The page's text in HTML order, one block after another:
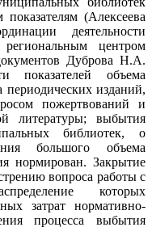
(Алексеева
деятельности
центром
Дуброва Н.А.
показателей объема
изданий,
пожертвований и
литературы; выбытия
библиотек, о
большого объема
нормирован. Закрытие
вопроса работы с
которых
затрат нормативно-
процесса выбытия